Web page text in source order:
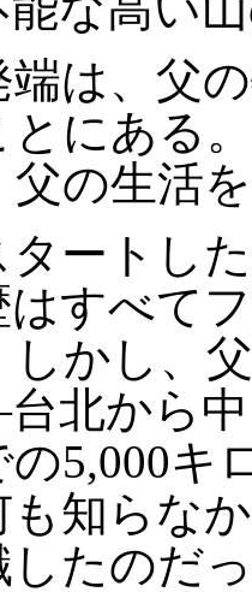
は、父
にある
父の生活
ートし
はすべて
しかし、
北から中
の5,000
も知らな
したのだ